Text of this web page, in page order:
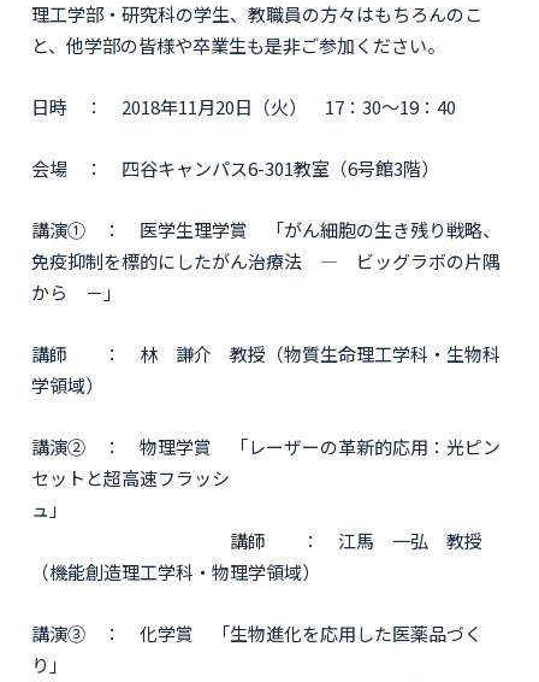
理工学部・研究科の学生、教職員の方々はもちろんのこ
と、他学部の皆様や卒業生も是非ご参加ください。
日時 ： 2018年11月20日（火） 17：30～19：40
会場 ： 四谷キャンパス6-301教室（6号館3階）
講演① ： 医学生理学賞 「がん細胞の生き残り戦略、
免疫抑制を標的にしたがん治療法 ― ビッグラボの片隅
から －」
講師 ： 林 謙介 教授（物質生命理工学科・生物科
学領域）
講演② ： 物理学賞 「レーザーの革新的応用：光ピン
セットと超高速フラッシ
ュ」
講師 ： 江馬 一弘 教授
（機能創造理工学科・物理学領域）
講演③ ： 化学賞 「生物進化を応用した医薬品づく
り」